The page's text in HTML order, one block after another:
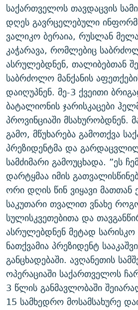
60 ᲓᲔᲪᲘᲑᲔᲚᲘ
ᲒᲐᲜᲙᲘᲗᲮᲕᲘᲡ ᲓᲦᲔ
ᲓᲘᲚᲘᲡ ᲡᲐᲣᲑᲠᲔᲑᲘ
ᲛᲝᲚᲐᲞᲐᲠᲐᲙᲔ ᲢᲔᲥᲡᲢᲔᲑᲘ
ᲨᲘᲜ - ᲣᲪᲮᲝᲔᲗᲨᲘ
ᲚᲘᲢᲔᲠᲐᲢᲣᲠᲣᲚᲘ ᲬᲐᲮᲜᲐᲒᲔᲑᲘ
ᲐᲛᲔᲠᲘᲙᲣᲚᲘ ᲛᲝᲗᲮᲠᲝᲑᲐ
ᲘᲛᲞᲔᲠᲘᲐ ᲓᲐ ᲠᲐᲓᲘᲝ
ᲤᲔᲜᲝᲕᲐᲜᲘ - 2.10
ᲞᲠᲝᲔᲥᲢᲔᲑᲘ
ᲣᲙᲠᲐᲘᲜᲐᲨᲘ ᲓᲐᲦᲣᲞᲣᲚᲘ ᲥᲐᲠᲗᲕᲔᲚᲘ
ᲓᲐᲛᲝᲣᲙᲘᲓᲔᲑᲚᲝᲑᲘᲡ 100 ᲬᲔᲚᲘ
ᲩᲔᲛᲘ ᲡᲘᲙᲕᲓᲘᲚᲘᲡ ᲛᲘᲖᲔᲖᲘᲐ COVID-19
11 ᲬᲔᲚᲘ - 11 ᲐᲛᲑᲐᲕᲘ
ᲡᲐᲞᲐᲠᲚᲐᲛᲔᲜᲢᲝ ᲐᲠᲩᲔᲕᲜᲔᲑᲘᲡ
ᲑᲐᲕᲨᲕᲔᲑᲘ ᲞᲠᲝᲡᲢᲘᲢᲣᲪᲘᲐᲨᲘ -
5 ᲐᲛᲑᲐᲕᲘ - 20 ᲘᲕᲜᲘᲡᲡ ᲓᲐᲨᲐᲕᲔᲑᲣᲚᲔᲑᲘ
ᲐᲒᲕᲘᲡᲢᲝᲡ ᲝᲛᲘ
ПРИВЕТ ᲙᲣᲚᲢᲣᲠᲐ
ЭХО КАВКАЗА
ᲒᲐᲛᲝᲘᲬᲔᲠᲔ
რთე/რთ-ის ყველა საიტი
საქართველოს თავდაცვის
დღეს გავრცელებული
ვალიკო ბერაია, რუსლან
კაჭარავა, რომლებიც
ასრულებდნენ, თალიბებთან
საბრძოლო მანქანის
დაიღუპნენ. მე-3 ქვეითი
ბატალიონის ჯარისკაცები
პროვინციაში მსახურობდნენ.
გამო, მწუხარება გამოთქვა
პრეზიდენტმა და
სამძიმარი გამოუცხადა. ”ეს
დარტყმაა იმის
ორი დღის წინ ვიყავი
საკუთარი თვალით ვნახე
სულისკვეთებითა და
ასრულებდნენ მეტად
ნათქვამია პრეზიდენტ
განცხადებაში. ავღანეთის
ოპერაციაში საქართველოს
3 წლის განმავლობაში
15 სამხედრო მოსამსახურე